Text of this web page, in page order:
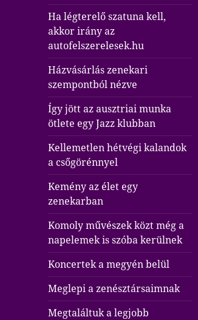
Ha légterelő szatuna kell,
akkor irány az
autofelszerelesek.hu
Házvásárlás zenekari
szempontból nézve
Így jött az ausztriai munka
ötlete egy Jazz klubban
Kellemetlen hétvégi kalandok
a csőgörénnyel
Kemény az élet egy
zenekarban
Komoly művészek közt még a
napelemek is szóba kerülnek
Koncertek a megyén belül
Meglepi a zenésztársaimnak
Megtaláltuk a legjobb